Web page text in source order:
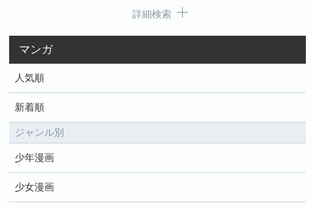
詳細検索
マンガ
人気順
新着順
ジャンル別
少年漫画
少女漫画